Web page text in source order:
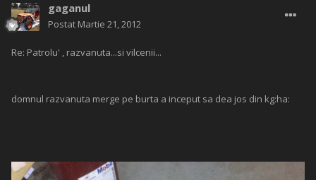
gaganul
Postat Martie 21, 2012
Re: Patrolu' , razvanuta...si vilcenii...
domnul razvanuta merge pe burta a inceput sa dea jos din kg:ha: